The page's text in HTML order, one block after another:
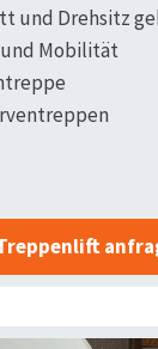
und Drehsitz
Mobilität